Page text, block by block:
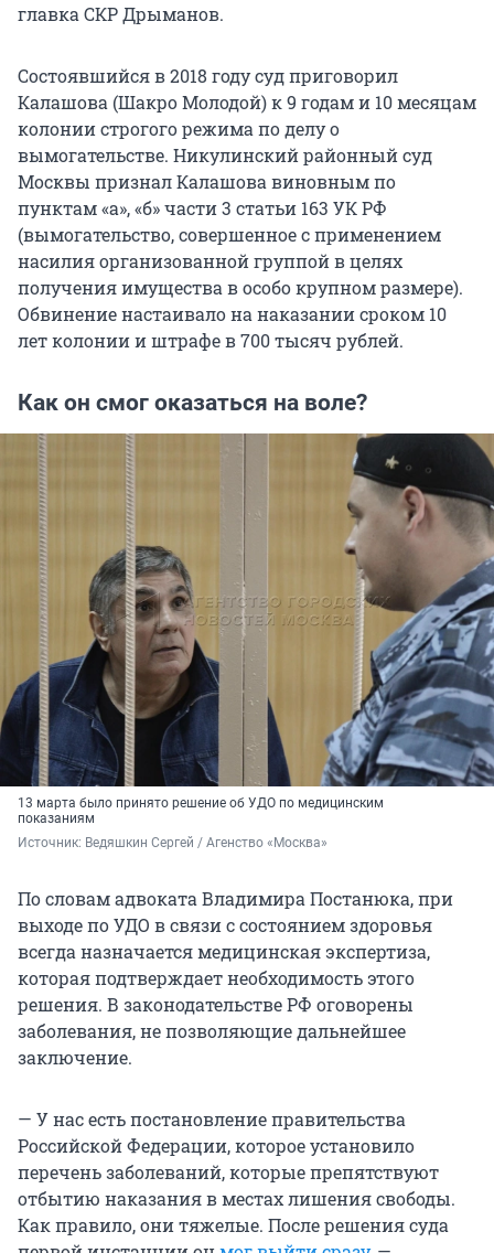
главка СКР Дрыманов.
Состоявшийся в 2018 году суд приговорил
Калашова (Шакро Молодой) к 9 годам и 10 месяцам
колонии строгого режима по делу о
вымогательстве. Никулинский районный суд
Москвы признал Калашова виновным по
пунктам «а», «б» части 3 статьи 163 УК РФ
(вымогательство, совершенное с применением
насилия организованной группой в целях
получения имущества в особо крупном размере).
Обвинение настаивало на наказании сроком 10
лет колонии и штрафе в 700 тысяч рублей.
Как он смог оказаться на воле?
13 марта было принято решение об УДО по медицинским
показаниям
Источник: Ведяшкин Сергей / Агенство «Москва»
По словам адвоката Владимира Постанюка, при
выходе по УДО в связи с состоянием здоровья
всегда назначается медицинская экспертиза,
которая подтверждает необходимость этого
решения. В законодательстве РФ оговорены
заболевания, не позволяющие дальнейшее
заключение.
— У нас есть постановление правительства
Российской Федерации, которое установило
перечень заболеваний, которые препятствуют
отбытию наказания в местах лишения свободы.
Как правило, они тяжелые. После решения суда